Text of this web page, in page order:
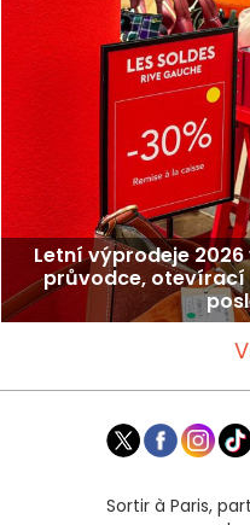
Letní výprodeje
průvodce, otevírací
Sortir à Paris,